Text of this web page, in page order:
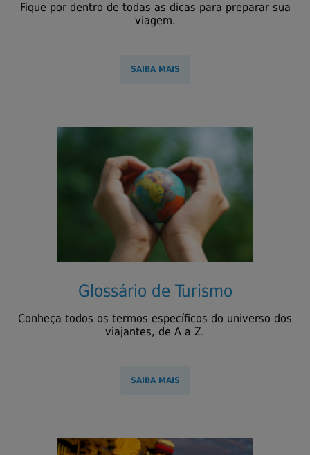
Fique por dentro de todas as dicas para preparar sua
viagem.
SAIBA MAIS
Glossário de Turismo
Conheça todos os termos específicos do universo dos
viajantes, de A a Z.
SAIBA MAIS